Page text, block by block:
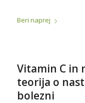
Beri naprej
Vitamin C in
teorija o
bolezni